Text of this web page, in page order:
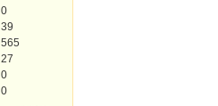
0
39
565
27
0
0